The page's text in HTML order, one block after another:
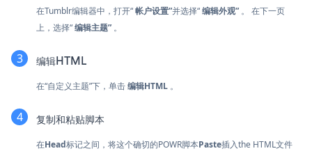
在Tumblr编辑器中，打开“帐户设置”并选择“编辑外观” 。 在下一页
上，选择“编辑主题” 。
编辑HTML
在“自定义主题”下，单击编辑HTML 。
复制和粘贴脚本
在Head标记之间，将这个确切的POWR脚本Paste插入the HTML文件